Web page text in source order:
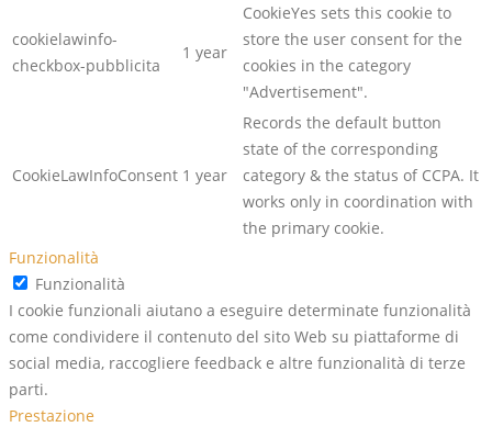
cookielawinfo-
checkbox-pubblicita
1 year
CookieYes sets this cookie to
store the user consent for the
cookies in the category
"Advertisement".
CookieLawInfoConsent 1 year
Records the default button
state of the corresponding
category & the status of CCPA. It
works only in coordination with
the primary cookie.
Funzionalità
Funzionalità
I cookie funzionali aiutano a eseguire determinate funzionalità
come condividere il contenuto del sito Web su piattaforme di
social media, raccogliere feedback e altre funzionalità di terze
parti.
Prestazione